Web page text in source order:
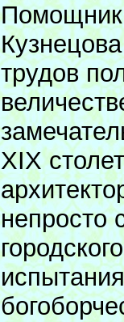
Помощник
трудов
ХIХ
непросто